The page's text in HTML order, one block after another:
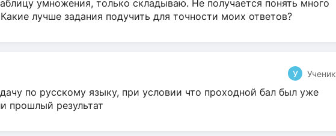
умножения, только складываю. Не получается понять много
лучше задания подучить для точности моих ответов?
У Ученик
по русскому языку, при условии что проходной бал был уже
прошлый результат